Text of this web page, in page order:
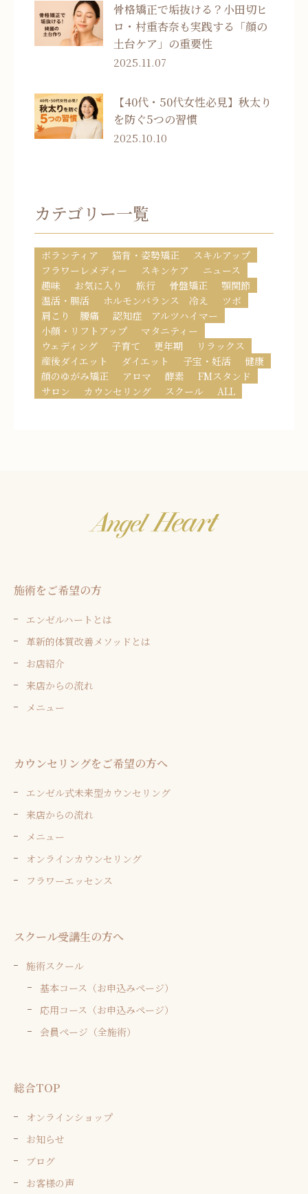
骨格矯正で垢抜ける？小田切ヒ
ロ・村重杏奈も実践する「顔の
土台ケア」の重要性
2025.11.07
【40代・50代女性必見】秋太り
を防ぐ5つの習慣
2025.10.10
カテゴリー一覧
ボランティア 猫背・姿勢矯正
スキルアップ
フラワーレメディー
スキンケア
ニュース
趣味
お気に入り 旅行 骨盤矯正
顎関節
温活・腸活
ホルモンバランス 冷え
ツボ
肩こり 腰痛
認知症 アルツハイマー
小顔・リフトアップ
マタニティー
ウェディング
子育て 更年期
リラックス
産後ダイエット
ダイエット 子宝・妊活
健康
顔のゆがみ矯正
アロマ 酵素
FMスタンド
サロン
カウンセリング スクール ALL
施術をご希望の方
エンゼルハートとは
革新的体質改善メソッドとは
お店紹介
来店からの流れ
メニュー
カウンセリングをご希望の方へ
エンゼル式未来型カウンセリング
来店からの流れ
メニュー
オンラインカウンセリング
フラワーエッセンス
スクール受講生の方へ
施術スクール
基本コース（お申込みページ）
応用コース（お申込みページ）
会員ページ（全施術）
総合TOP
オンラインショップ
お知らせ
ブログ
お客様の声